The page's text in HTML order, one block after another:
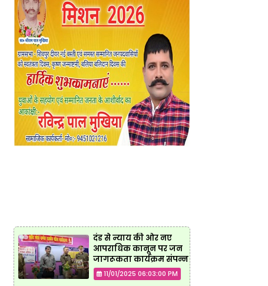
दंड से न्याय की ओर नए
आपराधिक कानून पर जन
जागरूकता कार्यक्रम संपन्न
11/01/2025 06:03:00 PM